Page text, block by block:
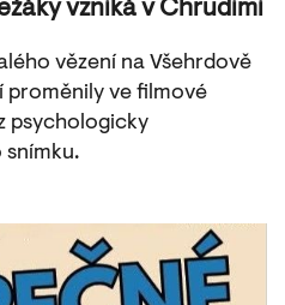
vzniká v Chrudimi
vězení na Všehrdově
proměnily ve filmové
psychologicky
snímku.